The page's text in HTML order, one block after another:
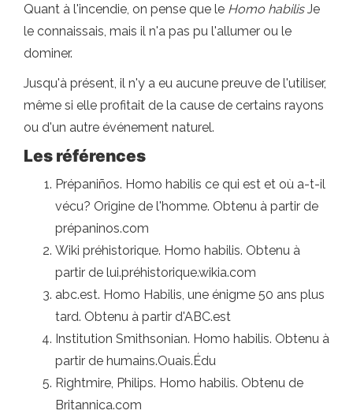
Quant à l'incendie, on pense que le Homo habilisJe
le connaissais, mais il n'a pas pu l'allumer ou le
dominer.
Jusqu'à présent, il n'y a eu aucune preuve de l'utiliser,
même si elle profitait de la cause de certains rayons
ou d'un autre événement naturel.
Les références
Prépaniños. Homo habilis ce qui est et où a-t-il
vécu? Origine de l'homme. Obtenu à partir de
prépaninos.com
Wiki préhistorique. Homo habilis. Obtenu à
partir de lui.préhistorique.wikia.com
abc.est. Homo Habilis, une énigme 50 ans plus
tard. Obtenu à partir d'ABC.est
Institution Smithsonian. Homo habilis. Obtenu à
partir de humains.Ouais.Édu
Rightmire, Philips. Homo habilis. Obtenu de
Britannica.com